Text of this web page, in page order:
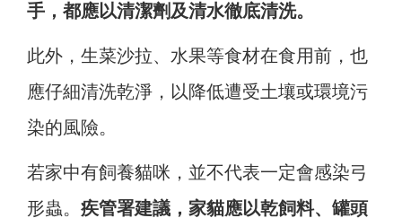
手，都應以清潔劑及清水徹底清洗。
此外，生菜沙拉、水果等食材在食用前，也
應仔細清洗乾淨，以降低遭受土壤或環境污
染的風險。
若家中有飼養貓咪，並不代表一定會感染弓
形蟲。 疾管署建議，家貓應以乾飼料、罐頭